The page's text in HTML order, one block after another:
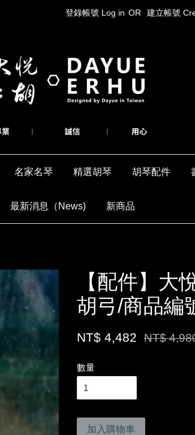
登錄帳號 Log in OR 建立帳號
名家名琴 精選胡琴 胡琴配件
最新消息（News) 新商品
【配件】大
胡弓/商品編
NT$ 4,482 NT$
數量
加入購物車